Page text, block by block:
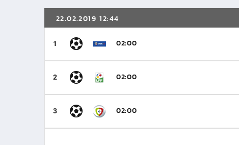
22.02.2019 12:44
1 02:00
2 02:00
3 02:00